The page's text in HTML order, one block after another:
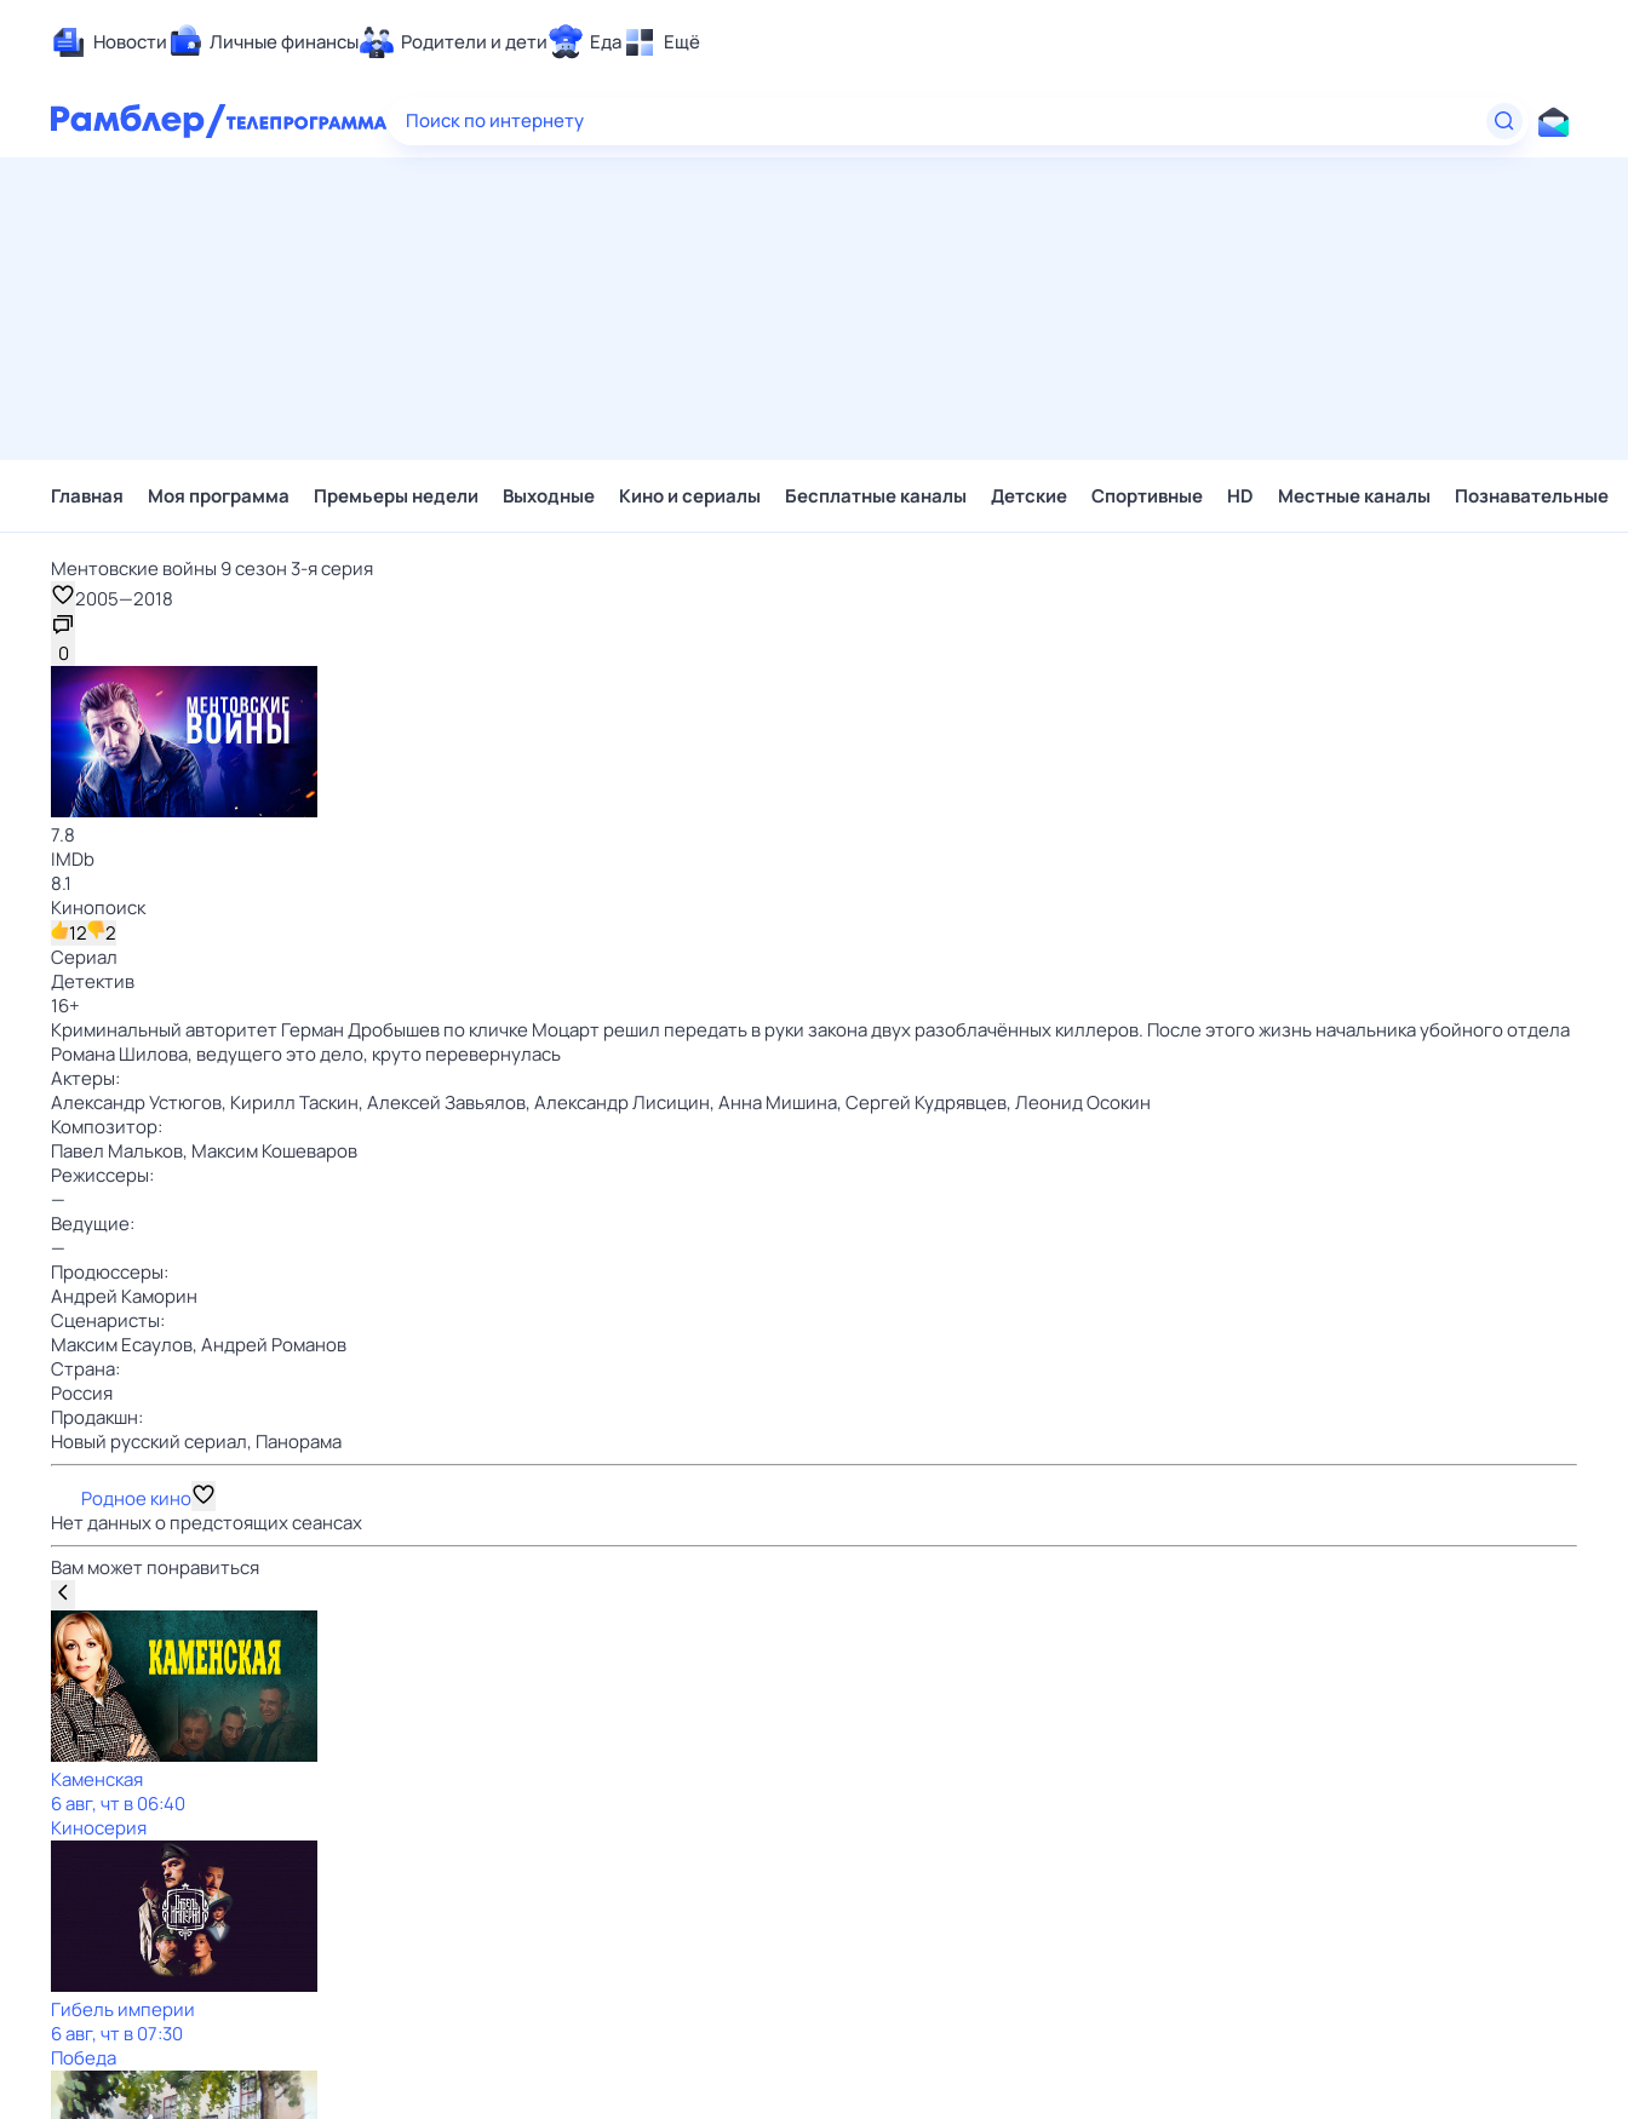
Новости Личные финансы Родители и дети Еда Ещё
Здоровье
Поиск по интернету
Главная Моя программа Премьеры недели Выходные Кино и сериалы Бесплатные каналы Детские Спортивные HD Местные каналы Познавательные
Ментовские войны 9 сезон 3-я серия
2005—2018
0
7.8
IMDb
8.1
Кинопоиск
12
2
Сериал
Детектив
16+
Криминальный авторитет Герман Дробышев по кличке Моцарт решил передать в руки закона двух разоблачённых киллеров. После этого жизнь начальника убойного отдела
Романа Шилова, ведущего это дело, круто перевернулась
Актеры:
Александр Устюгов, Кирилл Таскин,Алексей Завьялов,Александр Лисицин,Анна Мишина,Сергей Кудрявцев,Леонид Осокин
Композитор:
Павел Мальков, Максим Кошеваров
Режиссеры:
—
Ведущие:
—
Продюссеры:
Андрей Каморин
Сценаристы:
Максим Есаулов,Андрей Романов
Страна:
Россия
Продакшн:
Новый русский сериал, Панорама
Родное кино
Нет данных о предстоящих сеансах
Вам может понравиться
Каменская
6 авг, чт в 06:40
Киносерия
Гибель империи
6 авг, чт в 07:30
Победа